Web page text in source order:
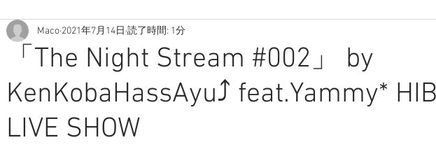
「The Night Stream #002」 by
KenKobaHassAyu⤴︎ feat.Yammy*
LIVE SHOW
Maco 2021年7月14日 読了時間: 1分